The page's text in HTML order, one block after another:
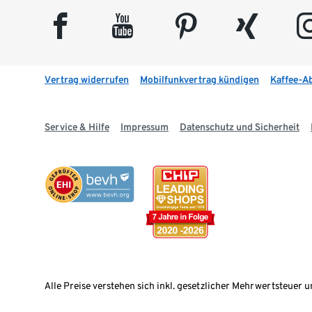
facebook youtube pinterest xing
Vertrag widerrufen Mobilfunkvertrag kündigen Kaffee-
Service & Hilfe Impressum Datenschutz und Sicherheit
Alle Preise verstehen sich inkl. gesetzlicher Mehrwertsteuer